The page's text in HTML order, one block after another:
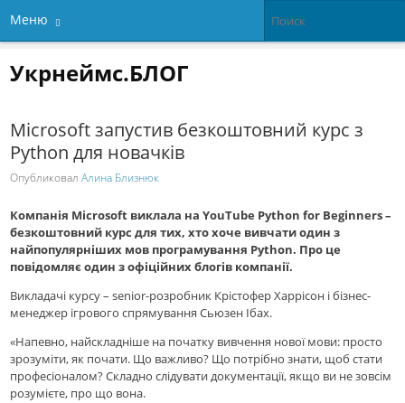
Меню
Укрнеймс.БЛОГ
Microsoft запустив безкоштовний курс з
Python для новачків
ОпубликовалАлина Близнюк
Компанія Microsoft виклала на YouTube Python for Beginners –
безкоштовний курс для тих, хто хоче вивчати один з
найпопулярніших мов програмування Python. Про це
повідомляє один з офіційних блогів компанії.
Викладачі курсу – senior-розробник Крістофер Харрісон і бізнес-
менеджер ігрового спрямування Сьюзен Ібах.
«Напевно, найскладніше на початку вивчення нової мови: просто
зрозуміти, як почати. Що важливо? Що потрібно знати, щоб стати
професіоналом? Складно слідувати документації, якщо ви не зовсім
розумієте, про що вона.